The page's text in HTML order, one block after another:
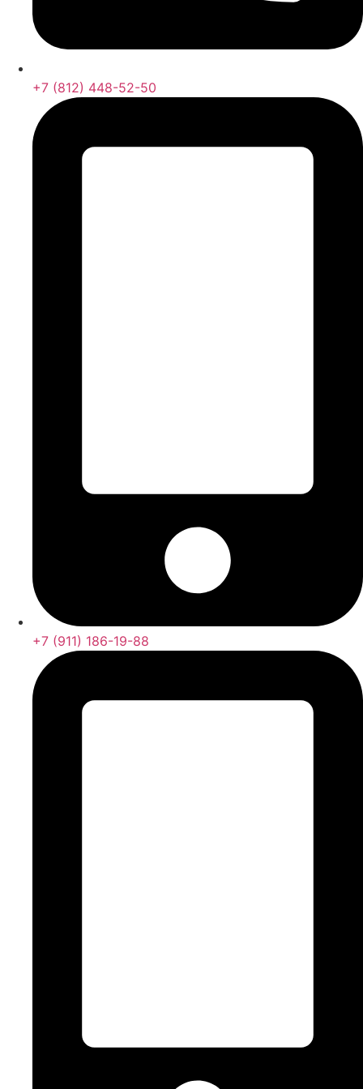
+7 (812) 448-52-50
+7 (911) 186-19-88